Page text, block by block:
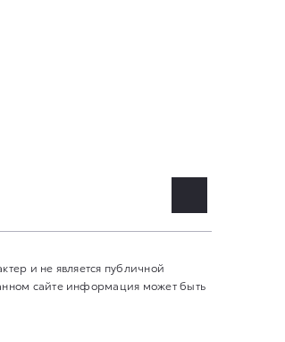
и не является публичной
сайте информация может быть